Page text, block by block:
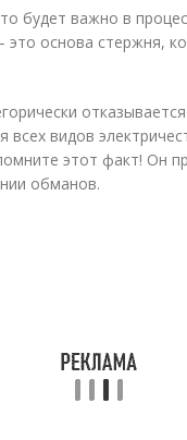
будет важно в
это основа стержня,
всех видов
этот факт! Он
обманов.